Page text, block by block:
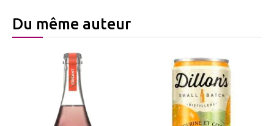
Du même auteur